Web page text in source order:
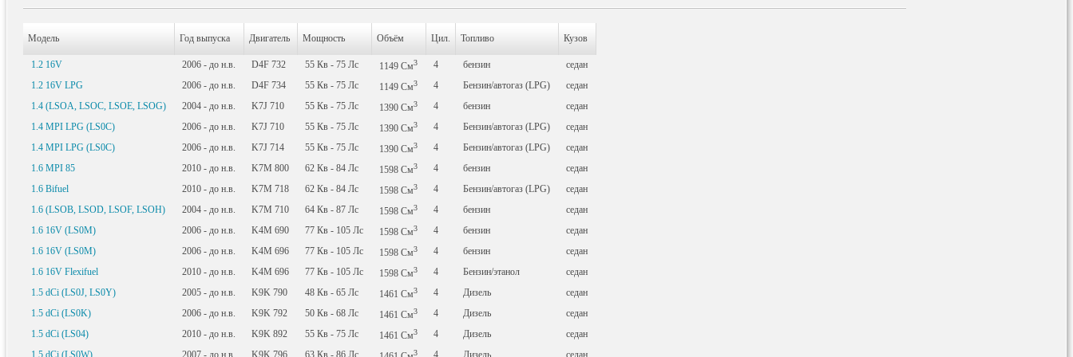
Модель Год выпуска Двигатель Мощность Объём Цил. Топливо Кузов
1.2 16V 2006 - до н.в. D4F 732 55 Кв - 75 Лс 1149 См3 4 бензин
седан
1.2 16V LPG
2006 - до н.в. D4F 734 55 Кв - 75 Лс 1149 См3 4 Бензин/автогаз (LPG)
седан
1.4 (LSOA, LSOC, LSOE, LSOG)
2004 - до н.в. K7J 710 55 Кв - 75 Лс 1390 См3 4 бензин
седан
1.4 MPI LPG (LS0C)
2006 - до н.в. K7J 710 55 Кв - 75 Лс 1390 См3 4 Бензин/автогаз (LPG)
седан
1.4 MPI LPG (LS0C)
2006 - до н.в. K7J 714 55 Кв - 75 Лс 1390 См3 4 Бензин/автогаз (LPG)
седан
1.6 MPI 85
2010 - до н.в. K7M 800 62 Кв - 84 Лс 1598 См3 4 бензин
седан
1.6 Bifuel
2010 - до н.в. K7M 718 62 Кв - 84 Лс 1598 См3 4 Бензин/автогаз (LPG)
седан
1.6 (LSOB, LSOD, LSOF, LSOH)
2004 - до н.в. K7M 710 64 Кв - 87 Лс 1598 См3 4 бензин
седан
1.6 16V (LS0M)
2006 - до н.в. K4M 690 77 Кв - 105 Лс 1598 См3 4 бензин
седан
1.6 16V (LS0M)
2006 - до н.в. K4M 696 77 Кв - 105 Лс 1598 См3 4 бензин
седан
1.6 16V Flexifuel
2010 - до н.в. K4M 696 77 Кв - 105 Лс 1598 См3 4 Бензин/этанол
седан
1.5 dCi (LS0J, LS0Y)
2005 - до н.в. K9K 790 48 Кв - 65 Лс 1461 См3 4 Дизель
седан
1.5 dCi (LS0K)
2006 - до н.в. K9K 792 50 Кв - 68 Лс 1461 См3 4 Дизель
седан
1.5 dCi (LS04)
2010 - до н.в. K9K 892 55 Кв - 75 Лс 1461 См3 4 Дизель
седан
1.5 dCi (LS0W)
2007 - до н.в. K9K 796 63 Кв - 86 Лс 3 4 Дизель седан